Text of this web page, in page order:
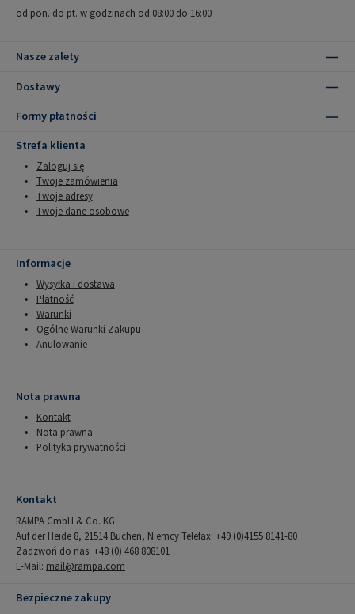
od pon. do pt. w godzinach od 08:00 do 16:00
Nasze zalety
Dostawy
Formy płatności
Strefa klienta
Zaloguj się
Twoje zamówienia
Twoje adresy
Twoje dane osobowe
Informacje
Wysyłka i dostawa
Płatność
Warunki
Ogólne Warunki Zakupu
Anulowanie
Nota prawna
Kontakt
Nota prawna
Polityka prywatności
Kontakt
RAMPA GmbH & Co. KG
Auf der Heide 8, 21514 Büchen, Niemcy Telefax: +49 (0)4155 8141-80
Zadzwoń do nas: +48 (0) 468 808101
E-Mail: mail@rampa.com
Bezpieczne zakupy